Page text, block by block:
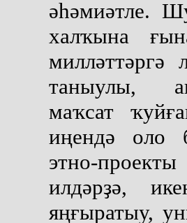
әһәмиәтле.
халҡына
милләттәргә
таныулы,
маҡсат
иңендә оло
этно-
илдәрҙә,
яңғыратыу,